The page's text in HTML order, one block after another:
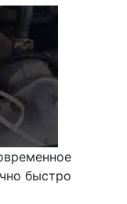
быстро